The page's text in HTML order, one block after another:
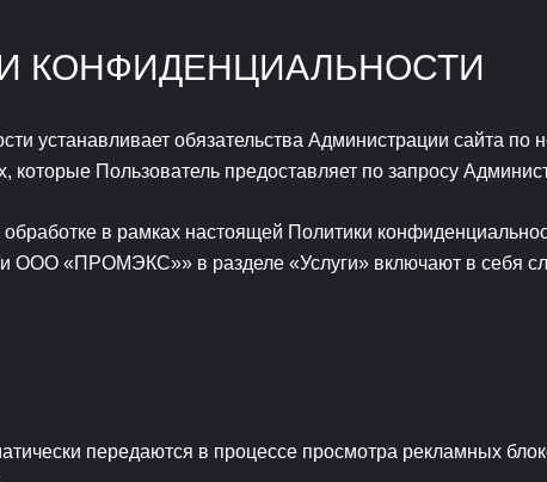
КОНФИДЕНЦИАЛЬНОСТИ
устанавливает обязательства Администрации сайта
Пользователь предоставляет по запросу
в рамках настоящей Политики
ООО «ПРОМЭКС»» в разделе «Услуги» включают в себя
передаются в процессе просмотра рекламных